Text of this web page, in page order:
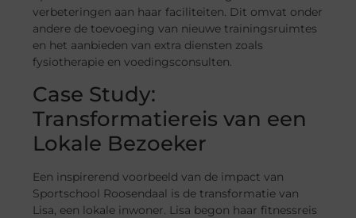
verbeteringen aan haar faciliteiten. Dit omvat onder
andere de toevoeging van nieuwe trainingsruimtes
en het aanbieden van extra diensten zoals
fysiotherapie en voedingsconsulten.
Case Study:
Transformatiereis van een
Lokale Bezoeker
Een inspirerend voorbeeld van de impact van
Sportschool Roosendaal is de transformatie van
Lisa, een lokale inwoner. Lisa begon haar fitnessreis